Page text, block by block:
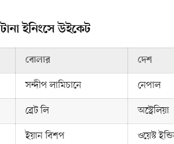
ইনিংসে উইকেট
বোলার দেশ
সন্দীপ লামিচানে নেপাল
ব্রেট লি অস্ট্রেলিয়া
ইয়ান বিশপ ওয়েস্ট